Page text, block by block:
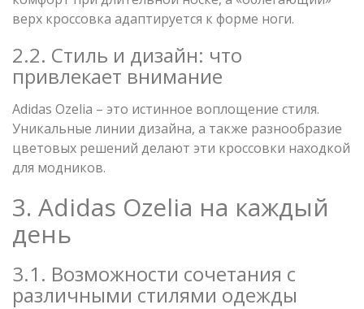
верх кроссовка адаптируется к форме ноги.
2.2. Стиль и дизайн: что
привлекает внимание
Adidas Ozelia – это истинное воплощение стиля.
Уникальные линии дизайна, а также разнообразие
цветовых решений делают эти кроссовки находкой
для модников.
3. Adidas Ozelia на каждый
день
3.1. Возможности сочетания с
различными стилями одежды